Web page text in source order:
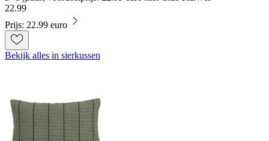
22.99
Prijs: 22.99 euro
Bekijk alles in sierkussen